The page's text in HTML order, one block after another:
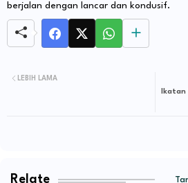
berjalan dengan lancar dan kondusif.
Ikatan
LEBIH LAMA
Relate